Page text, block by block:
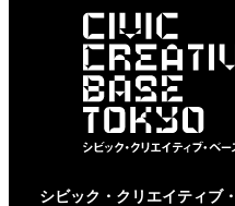
シビック・クリエイティブ